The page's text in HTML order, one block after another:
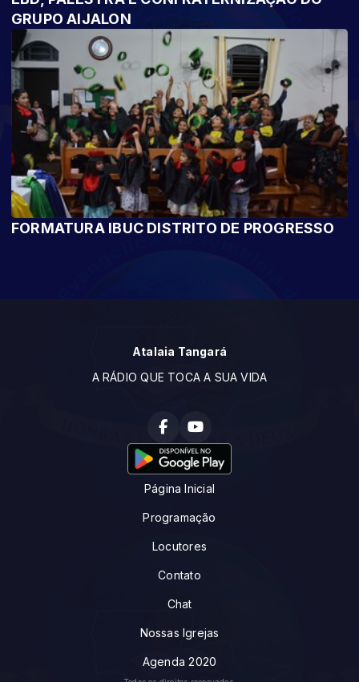
GRUPO AIJALON
FORMATURA IBUC DISTRITO DE PROGRESSO
Atalaia Tangará
A RÁDIO QUE TOCA A SUA VIDA
Página Inicial
Programação
Locutores
Contato
Chat
Nossas Igrejas
Agenda 2020